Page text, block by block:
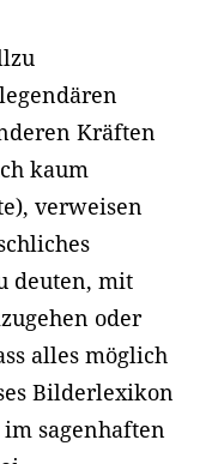
Kräften
kaum
verweisen
deuten, mit
oder
alles möglich
Bilderlexikon
sagenhaften